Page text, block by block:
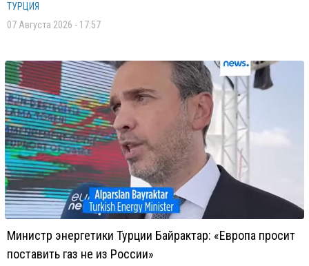
ТУРЦИЯ
07 Августа 2026 - 17:57
Министр энергетики Турции Байрактар: «Европа просит
поставить газ не из России»